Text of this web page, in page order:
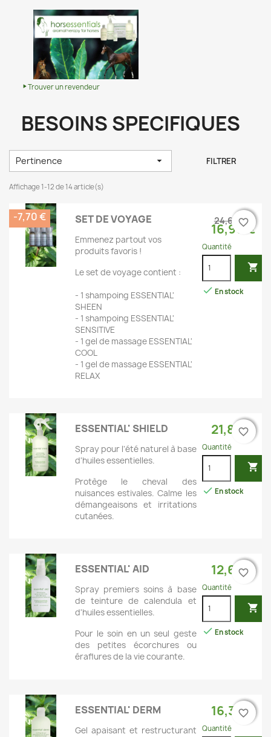
Trouver un revendeur
BESOINS SPECIFIQUES
Pertinence  FILTRER
Affichage 1-12 de 14 article(s)
SET DE VOYAGE
Emmenez partout vos
produits favoris !
Le set de voyage contient :
- 1 shampoing ESSENTIAL'
SHEEN
- 1 shampoing ESSENTIAL'
SENSITIVE
- 1 gel de massage ESSENTIAL'
COOL
- 1 gel de massage ESSENTIAL'
RELAX
24,60 €
16,90 €
Quantité

favorite_border
 En stock
-7,70 € favorite_border
ESSENTIAL' SHIELD
Spray pour l'été naturel à base
d'huiles essentielles.
Protège le cheval des
nuisances estivales. Calme les
démangeaisons et irritations
cutanées.
21,80 €
Quantité

favorite_border
 En stock
favorite_border
ESSENTIAL' AID
Spray premiers soins à base
de teinture de calendula et
d'huiles essentielles.
Pour le soin en un seul geste
des petites écorchures ou
éraflures de la vie courante.
12,60 €
Quantité

favorite_border
 En stock
favorite_border
ESSENTIAL' DERM
Gel apaisant et restructurant
16,30 €
Quantité
favorite_border
favorite_border